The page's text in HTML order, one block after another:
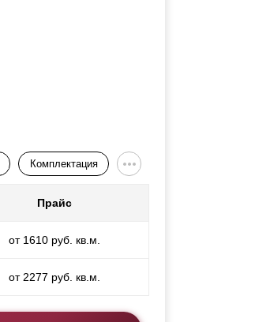
Комплектация
Прайс
от 1610 руб. кв.м.
от 2277 руб. кв.м.